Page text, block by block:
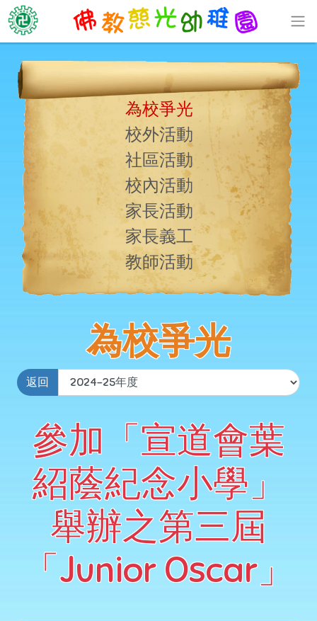
為校爭光
校外活動
社區活動
校內活動
家長活動
家長義工
教師活動
為校爭光
返回
參加「宣道會葉
紹蔭紀念小學」
舉辦之第三屆
「Junior Oscar」